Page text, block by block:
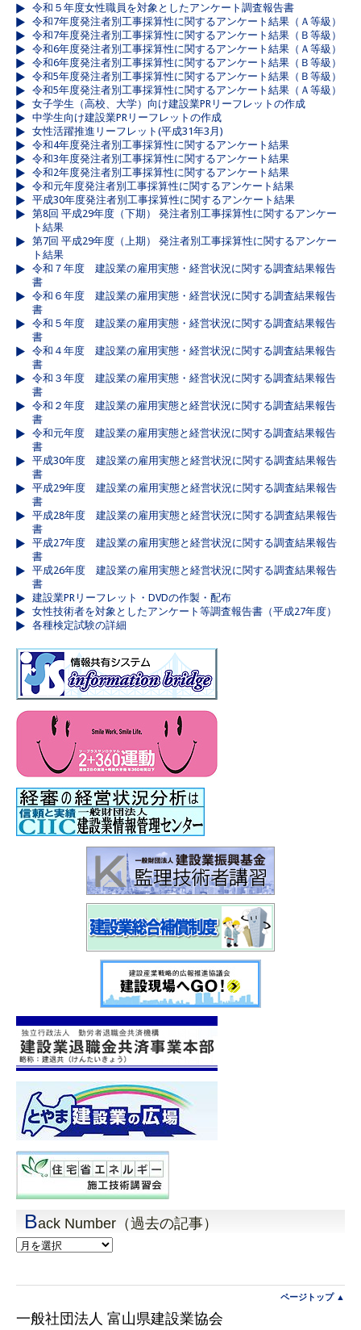
令和５年度女性職員を対象としたアンケート調査報告書
令和7年度発注者別工事採算性に関するアンケート結果（Ａ等級）
令和7年度発注者別工事採算性に関するアンケート結果（Ｂ等級）
令和6年度発注者別工事採算性に関するアンケート結果（Ａ等級）
令和6年度発注者別工事採算性に関するアンケート結果（Ｂ等級）
令和5年度発注者別工事採算性に関するアンケート結果（Ｂ等級）
令和5年度発注者別工事採算性に関するアンケート結果（Ａ等級）
女子学生（高校、大学）向け建設業PRリーフレットの作成
中学生向け建設業PRリーフレットの作成
女性活躍推進リーフレット(平成31年3月)
令和4年度発注者別工事採算性に関するアンケート結果
令和3年度発注者別工事採算性に関するアンケート結果
令和2年度発注者別工事採算性に関するアンケート結果
令和元年度発注者別工事採算性に関するアンケート結果
平成30年度発注者別工事採算性に関するアンケート結果
第8回 平成29年度（下期） 発注者別工事採算性に関するアンケー
ト結果
第7回 平成29年度（上期） 発注者別工事採算性に関するアンケー
ト結果
令和７年度 建設業の雇用実態・経営状況に関する調査結果報告
書
令和６年度 建設業の雇用実態・経営状況に関する調査結果報告
書
令和５年度 建設業の雇用実態・経営状況に関する調査結果報告
書
令和４年度 建設業の雇用実態・経営状況に関する調査結果報告
書
令和３年度 建設業の雇用実態・経営状況に関する調査結果報告
書
令和２年度 建設業の雇用実態と経営状況に関する調査結果報告
書
令和元年度 建設業の雇用実態と経営状況に関する調査結果報告
書
平成30年度 建設業の雇用実態と経営状況に関する調査結果報告
書
平成29年度 建設業の雇用実態と経営状況に関する調査結果報告
書
平成28年度 建設業の雇用実態と経営状況に関する調査結果報告
書
平成27年度 建設業の雇用実態と経営状況に関する調査結果報告
書
平成26年度 建設業の雇用実態と経営状況に関する調査結果報告
書
建設業PRリーフレット・DVDの作製・配布
女性技術者を対象としたアンケート等調査報告書（平成27年度）
各種検定試験の詳細
Back Number（過去の記事）
Back
Number（過
事）
ページトップ ▲
一般社団法人 富山県建設業協会